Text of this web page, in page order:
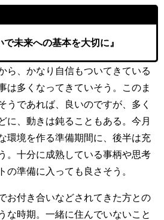
で未来への基本を大切に』
ら、かなり自信もついてきている
は多くなってきていそう。このま
うであれば、良いのですが、多く
に、動きは鈍ることもある。今月
環境を作る準備期間に、後半は充
。十分に成熟している事柄や思考
の準備に入っても良さそう。
お付き合いなどされてきた方との
な時期。一緒に住んでいないこと